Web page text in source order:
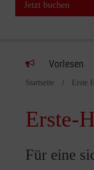
Jetzt buchen
Vorlesen
Startseite Erste
Erste-
Für eine